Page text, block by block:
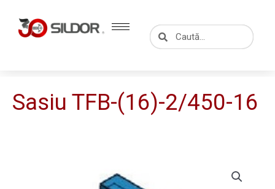
content
CautăCaută
Sasiu TFB-(16)-2/450-16